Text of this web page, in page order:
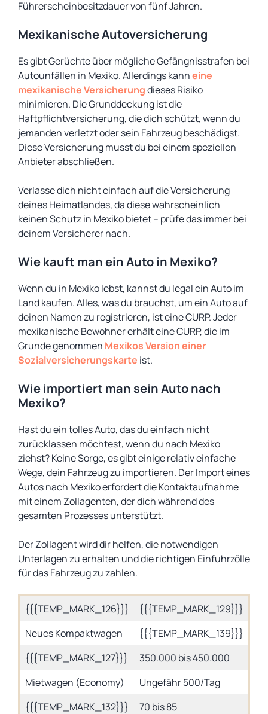
Führerscheinbesitzdauer von fünf Jahren.
Mexikanische Autoversicherung
Es gibt Gerüchte über mögliche Gefängnisstrafen bei
Autounfällen in Mexiko. Allerdings kanneine
mexikanische Versicherungdieses Risiko
minimieren. Die Grunddeckung ist die
Haftpflichtversicherung, die dich schützt, wenn du
jemanden verletzt oder sein Fahrzeug beschädigst.
Diese Versicherung musst du bei einem speziellen
Anbieter abschließen.
Verlasse dich nicht einfach auf die Versicherung
deines Heimatlandes, da diese wahrscheinlich
keinen Schutz in Mexiko bietet – prüfe das immer bei
deinem Versicherer nach.
Wie kauft man ein Auto in Mexiko?
Wenn du in Mexiko lebst, kannst du legal ein Auto im
Land kaufen. Alles, was du brauchst, um ein Auto auf
deinen Namen zu registrieren, ist eine CURP. Jeder
mexikanische Bewohner erhält eine CURP, die im
Grunde genommen Mexikos Version einer
Sozialversicherungskarte ist.
Wie importiert man sein Auto nach
Mexiko?
Hast du ein tolles Auto, das du einfach nicht
zurücklassen möchtest, wenn du nach Mexiko
ziehst? Keine Sorge, es gibt einige relativ einfache
Wege, dein Fahrzeug zu importieren. Der Import eines
Autos nach Mexiko erfordert die Kontaktaufnahme
mit einem Zollagenten, der dich während des
gesamten Prozesses unterstützt.
Der Zollagent wird dir helfen, die notwendigen
Unterlagen zu erhalten und die richtigen Einfuhrzölle
für das Fahrzeug zu zahlen.
{{{TEMP_MARK_126}}} {{{TEMP_MARK_129}}}
Neues Kompaktwagen
{{{TEMP_MARK_139}}}
{{{TEMP_MARK_127}}}
350.000 bis 450.000
Mietwagen (Economy)
Ungefähr 500/Tag
{{{TEMP_MARK_132}}}
70 bis 85